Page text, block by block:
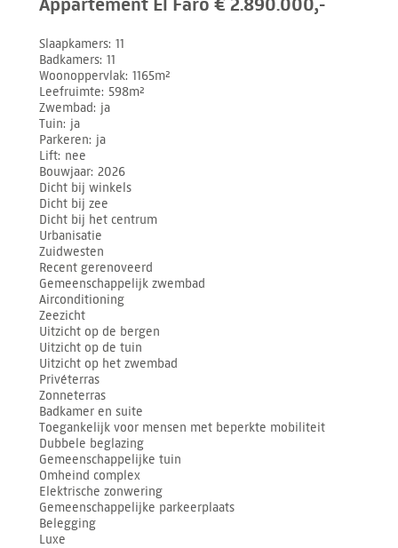
Slaapkamers 11
Badkamers 11
Woonoppervlak 1165m²
Leefruimte 598m²
Zwembad ja
Tuin ja
Parkeren ja
Lift nee
Bouwjaar 2026
Dicht bij winkels
Dicht bij zee
Dicht bij het centrum
Urbanisatie
Zuidwesten
Recent gerenoveerd
Gemeenschappelijk zwembad
Airconditioning
Zeezicht
Uitzicht op de bergen
Uitzicht op de tuin
Uitzicht op het zwembad
Privéterras
Zonneterras
Badkamer en suite
Toegankelijk voor mensen met beperkte mobiliteit
Dubbele beglazing
Gemeenschappelijke tuin
Omheind complex
Elektrische zonwering
Gemeenschappelijke parkeerplaats
Belegging
Luxe